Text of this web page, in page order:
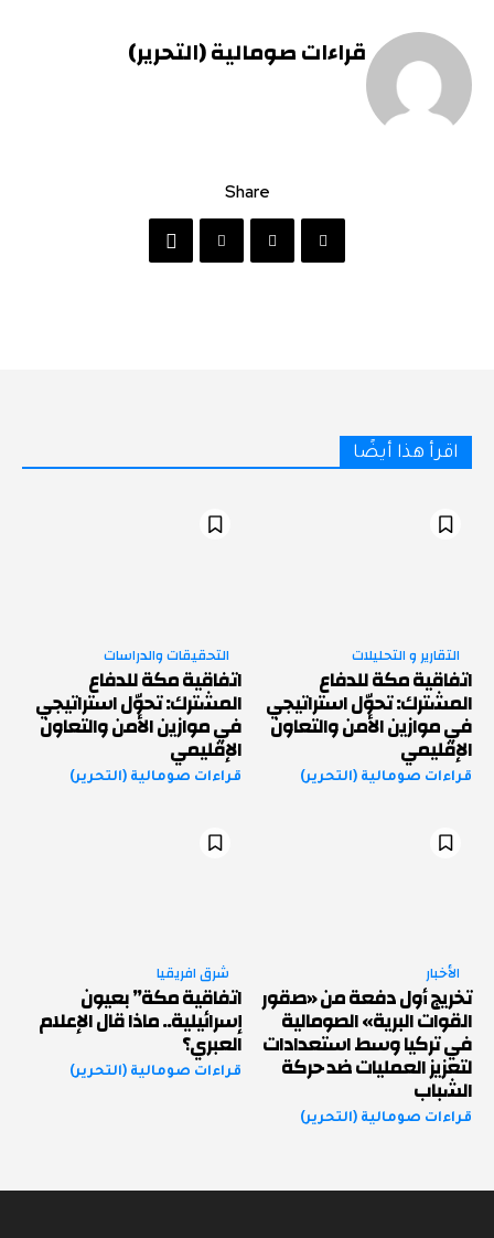
قراءات صومالية (التحرير)
Share
اقرأ هذا أيضًا
التقارير و التحليلات
اتفاقية مكة للدفاع
المشترك: تحوّل استراتيجي
في موازين الأمن والتعاون
الإقليمي
قراءات صومالية (التحرير)
التحقيقات والدراسات
اتفاقية مكة للدفاع
المشترك: تحوّل استراتيجي
في موازين الأمن والتعاون
الإقليمي
قراءات صومالية (التحرير)
الأخبار
تخريج أول دفعة من «صقور
القوات البرية» الصومالية
في تركيا وسط استعدادات
لتعزيز العمليات ضد حركة
الشباب
قراءات صومالية (التحرير)
شرق افريقيا
اتفاقية مكة” بعيون
إسرائيلية.. ماذا قال الإعلام
العبري؟
قراءات صومالية (التحرير)